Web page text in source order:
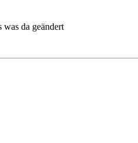
was da geändert